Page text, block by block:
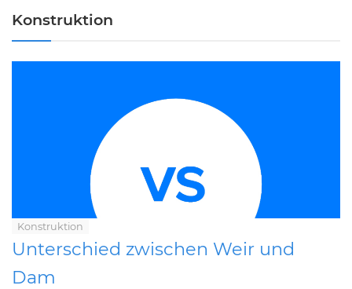
Konstruktion
Konstruktion
Unterschied zwischen Weir und
Dam